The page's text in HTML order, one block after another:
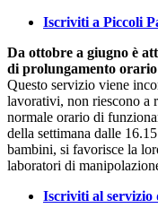
Iscriviti a Piccoli
Da ottobre a giugno è
di prolungamento
Questo servizio viene
lavorativi, non riescono a
normale orario di
della settimana dalle
bambini, si favorisce la
laboratori di
Iscriviti al servizio